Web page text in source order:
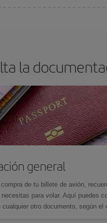
la
general
de tu billete de avión,
para volar. Aquí puedes
cualquier otro documento, según